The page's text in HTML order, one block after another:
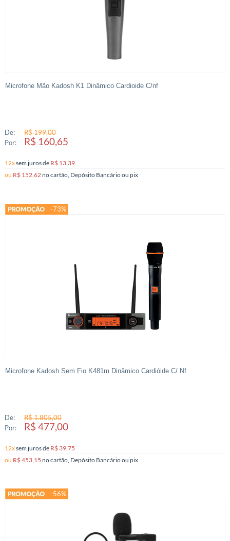
Microfone Mão Kadosh K1 Dinâmico Cardioide C/nf
De:
R$ 199,00
Por:
R$ 160,65
12xsem jurosde R$ 13,39
ou R$ 152,62 no cartão, Depósito Bancário ou pix
-73%
Microfone Kadosh Sem Fio K481m Dinâmico Cardióide C/ Nf
De:
R$ 1.805,00
Por:
R$ 477,00
12xsem jurosde R$ 39,75
ou R$ 453,15 no cartão, Depósito Bancário ou pix
-56%